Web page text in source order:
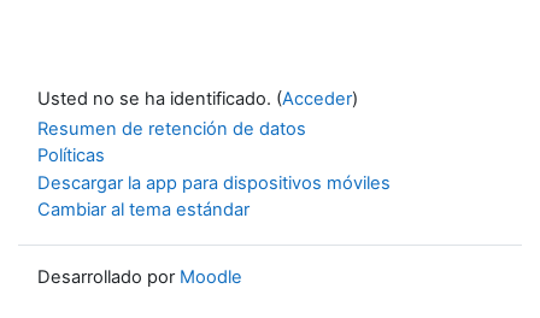
Usted no se ha identificado. (Acceder)
Resumen de retención de datos
Políticas
Descargar la app para dispositivos móviles
Cambiar al tema estándar
Desarrollado por Moodle